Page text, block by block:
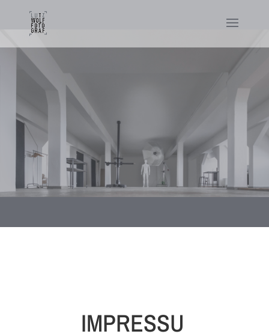
IMPRESSU